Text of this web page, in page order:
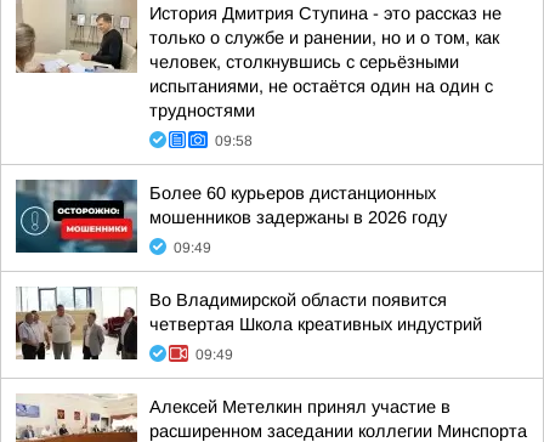
История Дмитрия Ступина - это рассказ не
только о службе и ранении, но и о том, как
человек, столкнувшись с серьёзными
испытаниями, не остаётся один на один с
трудностями
09:58
Более 60 курьеров дистанционных
мошенников задержаны в 2026 году
09:49
Во Владимирской области появится
четвертая Школа креативных индустрий
09:49
Алексей Метелкин принял участие в
расширенном заседании коллегии Минспорта